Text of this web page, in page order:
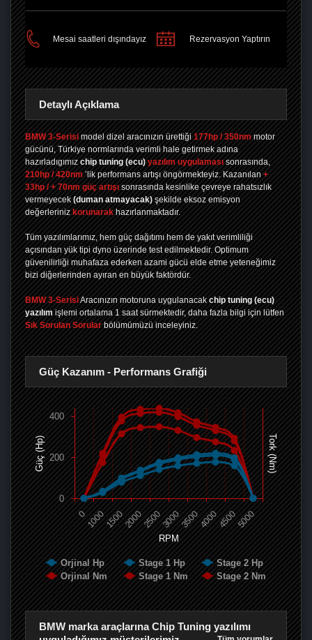
Mesai saatleri dışındayız Rezervasyon Yaptırın
Detaylı Açıklama
BMW 3-Serisi model dizel aracınızın ürettiği 177hp / 350nm motor
gücünü, Türkiye normlarında verimli hale getirmek adına
hazırladıgımız chip tuning (ecu) yazılım uygulaması sonrasında,
210hp / 420nm ’lik performans artışı öngörmekteyiz. Kazanılan +
33hp / + 70nm güç artışı sonrasında kesinlike çevreye rahatsızlık
vermeyecek (duman atmayacak) şekilde eksoz emisyon
değerleriniz korunarak hazırlanmaktadır.
Tüm yazılımlarımız, hem güç dağıtımı hem de yakıt verimliliği
açısından yük tipi dyno üzerinde test edilmektedir. Optimum
güvenilirliği muhafaza ederken azami gücü elde etme yeteneğimiz
bizi diğerlerinden ayıran en büyük faktördür.
BMW 3-SerisiAracınızın motoruna uygulanacak chip tuning (ecu)
yazılım işlemi ortalama 1 saat sürmektedir, daha fazla bilgi için lütfen
Sık Sorulan Sorular bölümümüzü inceleyiniz.
Güç Kazanım - Performans Grafiği
RPM
Güç (Hp) Tork (Nm)
Orjinal Hp Stage 1 Hp
Stage 2 Hp
Orjinal Nm
Stage 1 Nm Stage 2 Nm
0 100015002000250030003500400045005000
0
200
400
BMW marka araçlarına Chip Tuning yazılımı